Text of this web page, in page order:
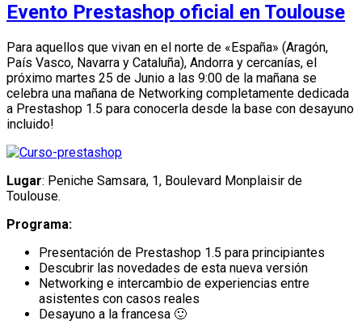
Evento Prestashop oficial en Toulouse
Para aquellos que vivan en el norte de «España» (Aragón,
País Vasco, Navarra y Cataluña), Andorra y cercanías, el
próximo martes 25 de Junio a las 9:00 de la mañana se
celebra una mañana de Networking completamente dedicada
a Prestashop 1.5 para conocerla desde la base con desayuno
incluido!
Lugar: Peniche Samsara, 1, Boulevard Monplaisir de
Toulouse.
Programa:
Presentación de Prestashop 1.5 para principiantes
Descubrir las novedades de esta nueva versión
Networking e intercambio de experiencias entre
asistentes con casos reales
Desayuno a la francesa 🙂